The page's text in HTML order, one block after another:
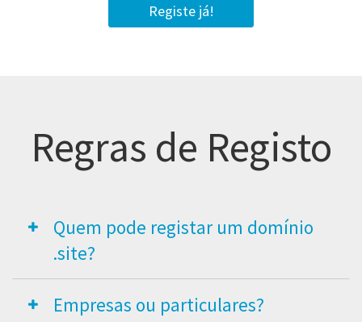
Registe já!
Regras de Registo
Quem pode registar um domínio
.site?
Empresas ou particulares?